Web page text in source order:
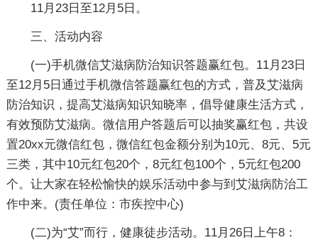
11月23日至12月5日。
三、活动内容
(一)手机微信艾滋病防治知识答题赢红包。11月23日
至12月5日通过手机微信答题赢红包的方式，普及艾滋病
防治知识，提高艾滋病知识知晓率，倡导健康生活方式，
有效预防艾滋病。微信用户答题后可以抽奖赢红包，共设
置20xx元微信红包，微信红包金额分别为10元、8元、5元
三类，其中10元红包20个，8元红包100个，5元红包200
个。让大家在轻松愉快的娱乐活动中参与到艾滋病防治工
作中来。(责任单位：市疾控中心)
(二)为“艾”而行，健康徒步活动。11月26日上午8：